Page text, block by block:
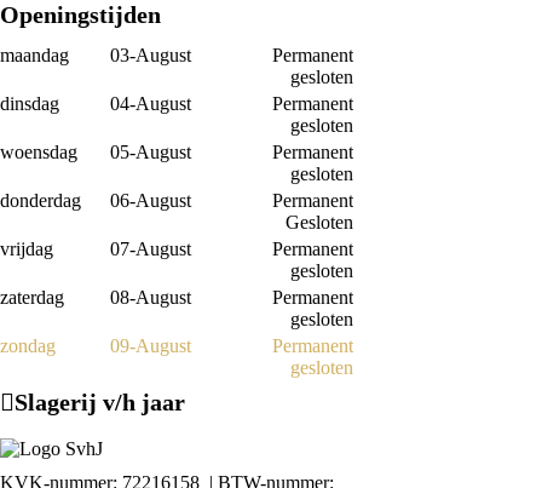
Openingstijden
maandag 03-August
Permanent
gesloten
dinsdag
04-August
Permanent
gesloten
woensdag
05-August
Permanent
gesloten
donderdag
06-August
Permanent
Gesloten
vrijdag
07-August
Permanent
gesloten
zaterdag
08-August
Permanent
gesloten
zondag
09-August
Permanent
gesloten
Slagerij v/h jaar
KVK-nummer: 72216158 | BTW-nummer: